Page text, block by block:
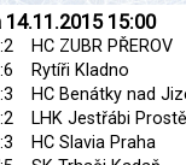
14.11.2015 15:00
HC ZUBR PŘEROV
Rytíři Kladno
HC Benátky nad
LHK Jestřábi
HC Slavia Praha